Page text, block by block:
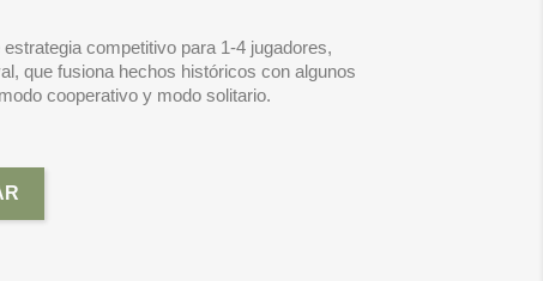
competitivo para 1-4 jugadores,
que fusiona hechos históricos con algunos
cooperativo y modo solitario.